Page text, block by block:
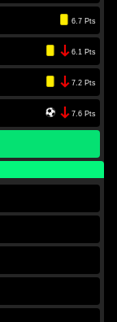
6.7 Pts
6.1 Pts
7.2 Pts
7.6 Pts